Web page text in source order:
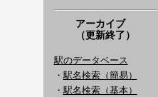
アーカイブ
（更新終了）
駅のデータベース
・ 駅名検索（簡易）
・ 駅名検索（基本）